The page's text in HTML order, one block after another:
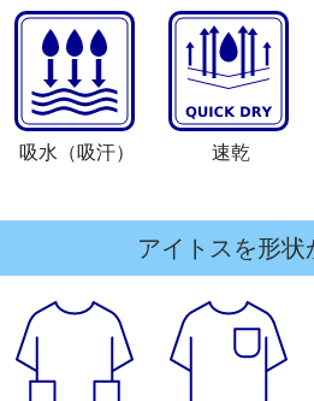
吸水 （吸汗） 速乾
アイトスを形状